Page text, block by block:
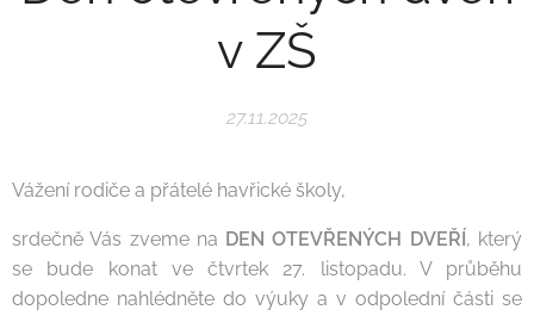
v ZŠ
27.11.2025
Vážení rodiče a přátelé havřické školy,
srdečně Vás zveme na DEN OTEVŘENÝCH DVEŘÍ, který
se bude konat ve čtvrtek 27. listopadu. V průběhu
dopoledne nahlédněte do výuky a v odpolední části se